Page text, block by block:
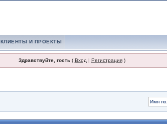
КЛИЕНТЫ И ПРОЕКТЫ
Здравствуйте, гость( Вход | Регистрация)